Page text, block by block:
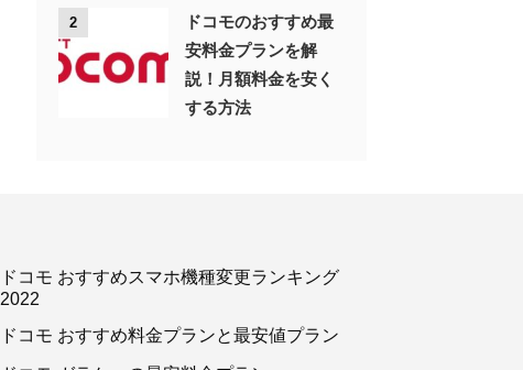
2
ドコモのおすすめ最
安料金プランを解
説！月額料金を安く
する方法
ドコモ おすすめスマホ機種変更ランキング
2022
ドコモ おすすめ料金プランと最安値プラン